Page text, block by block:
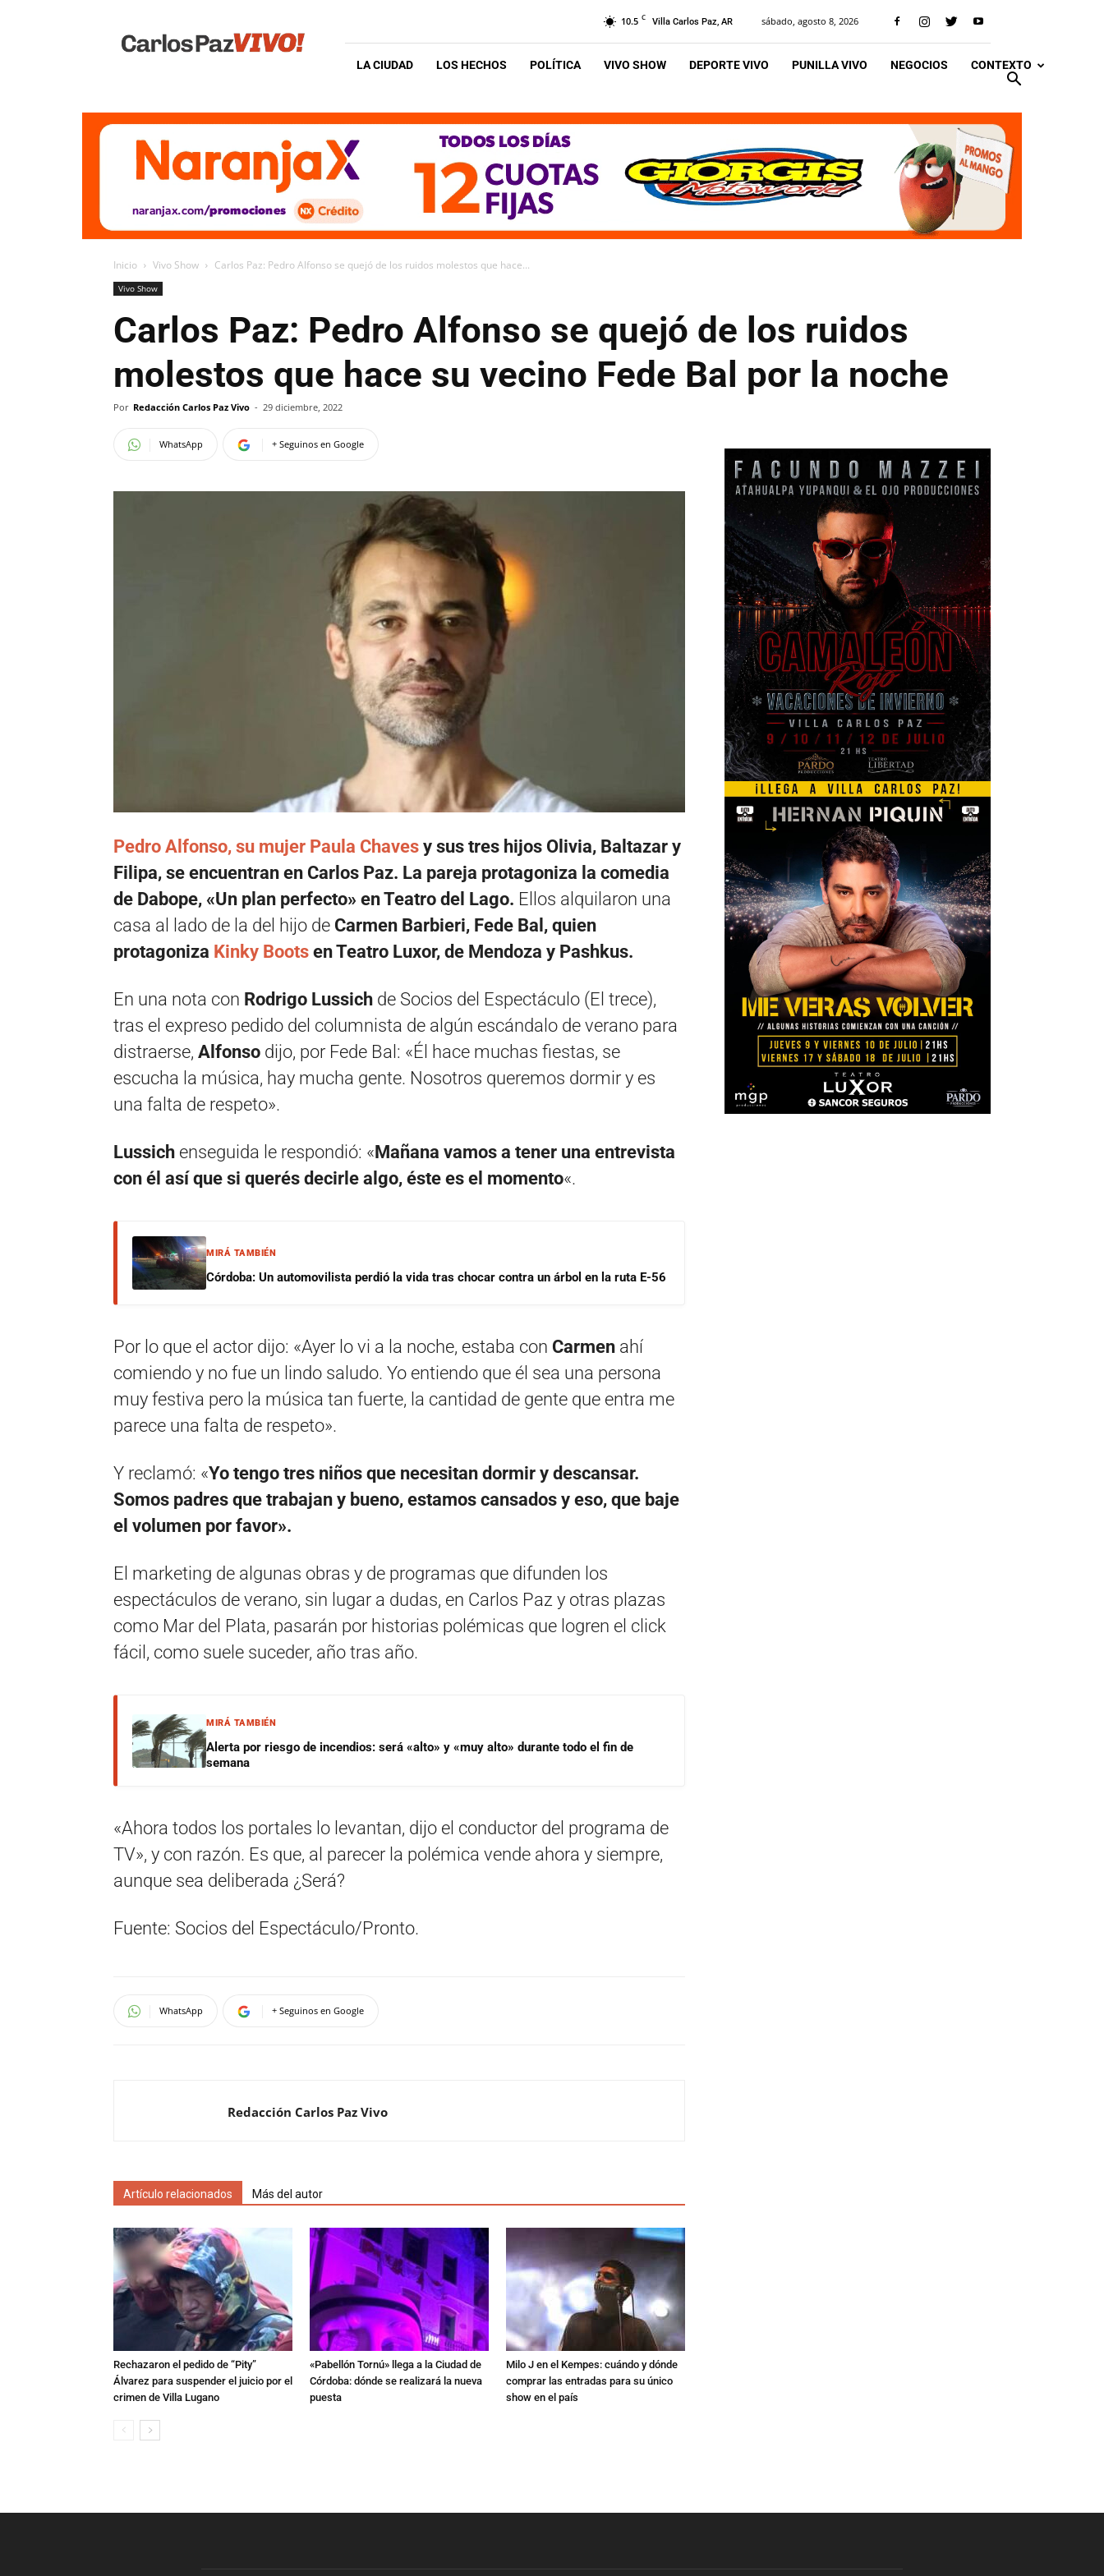
Vivo
10.5 C Villa Carlos Paz, AR sábado, agosto 8, 2026
LA CIUDAD LOS HECHOS POLÍTICA VIVO SHOW DEPORTE VIVO PUNILLA VIVO NEGOCIOS CONTEXTO
Inicio Vivo Show Carlos Paz: Pedro Alfonso se quejó de los ruidos molestos que hace...
Vivo Show
Carlos Paz: Pedro Alfonso se quejó de los ruidos
molestos que hace su vecino Fede Bal por la noche
Por Redacción Carlos Paz Vivo - 29 diciembre, 2022
WhatsApp + Seguinos en Google
Pedro Alfonso, su mujer Paula Chaves y sus tres hijos Olivia, Baltazar y
Filipa, se encuentran en Carlos Paz. La pareja protagoniza la comedia
de Dabope, «Un plan perfecto» en Teatro del Lago. Ellos alquilaron una
casa al lado de la del hijo de Carmen Barbieri, Fede Bal, quien
protagoniza Kinky Boots en Teatro Luxor, de Mendoza y Pashkus.
En una nota con Rodrigo Lussich de Socios del Espectáculo (El trece),
tras el expreso pedido del columnista de algún escándalo de verano para
distraerse, Alfonso dijo, por Fede Bal: «Él hace muchas fiestas, se
escucha la música, hay mucha gente. Nosotros queremos dormir y es
una falta de respeto».
Lussich enseguida le respondió: «Mañana vamos a tener una entrevista
con él así que si querés decirle algo, éste es el momento«.
MIRÁ TAMBIÉN
Córdoba: Un automovilista perdió la vida tras chocar contra un árbol en la ruta E-56
Por lo que el actor dijo: «Ayer lo vi a la noche, estaba con Carmen ahí
comiendo y no fue un lindo saludo. Yo entiendo que él sea una persona
muy festiva pero la música tan fuerte, la cantidad de gente que entra me
parece una falta de respeto».
Y reclamó: «Yo tengo tres niños que necesitan dormir y descansar.
Somos padres que trabajan y bueno, estamos cansados y eso, que baje
el volumen por favor».
El marketing de algunas obras y de programas que difunden los
espectáculos de verano, sin lugar a dudas, en Carlos Paz y otras plazas
como Mar del Plata, pasarán por historias polémicas que logren el click
fácil, como suele suceder, año tras año.
MIRÁ TAMBIÉN
Alerta por riesgo de incendios: será «alto» y «muy alto» durante todo el fin de
semana
«Ahora todos los portales lo levantan, dijo el conductor del programa de
TV», y con razón. Es que, al parecer la polémica vende ahora y siempre,
aunque sea deliberada ¿Será?
Fuente: Socios del Espectáculo/Pronto.
WhatsApp + Seguinos en Google
Redacción Carlos Paz Vivo
Artículo relacionados Más del autor
Rechazaron el pedido de “Pity”
Álvarez para suspender el juicio por el
crimen de Villa Lugano
«Pabellón Tornú» llega a la Ciudad de
Córdoba: dónde se realizará la nueva
puesta
Milo J en el Kempes: cuándo y dónde
comprar las entradas para su único
show en el país